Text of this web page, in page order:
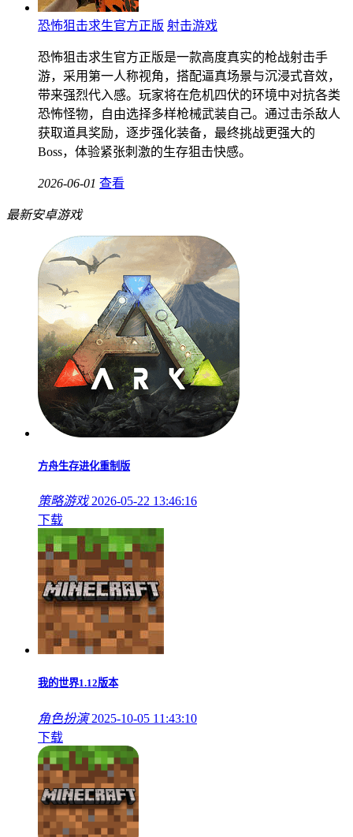
恐怖狙击求生官方正版 射击游戏
恐怖狙击求生官方正版是一款高度真实的枪战射击手
游，采用第一人称视角，搭配逼真场景与沉浸式音效，
带来强烈代入感。玩家将在危机四伏的环境中对抗各类
恐怖怪物，自由选择多样枪械武装自己。通过击杀敌人
获取道具奖励，逐步强化装备，最终挑战更强大的
Boss，体验紧张刺激的生存狙击快感。
2026-06-01 查看
最新安卓游戏
方舟生存进化重制版
策略游戏 2026-05-22 13:46:16
下载
我的世界1.12版本
角色扮演 2025-10-05 11:43:10
下载